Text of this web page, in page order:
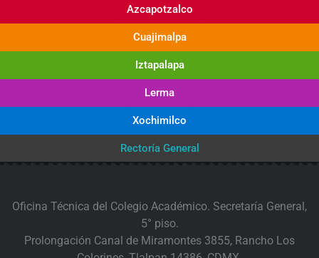
Azcapotzalco
Cuajimalpa
Iztapalapa
Lerma
Xochimilco
Rectoría General
Oficina Técnica del Colegio Académico. Secretaría General,
5° piso.
Prolongación Canal de Miramontes 3855, Rancho Los